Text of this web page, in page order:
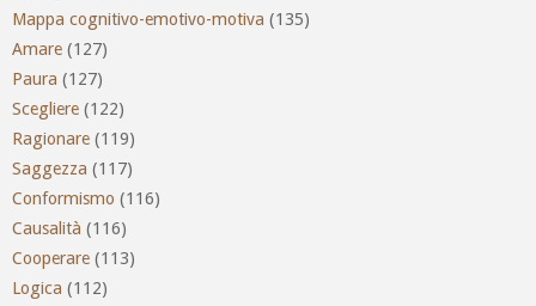
Mappa cognitivo-emotivo-motiva (135)
Amare (127)
Paura (127)
Scegliere (122)
Ragionare (119)
Saggezza (117)
Conformismo (116)
Causalità (116)
Cooperare (113)
Logica (112)